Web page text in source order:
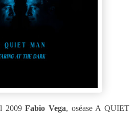
2009Fabio Vega, oséase A QUIET